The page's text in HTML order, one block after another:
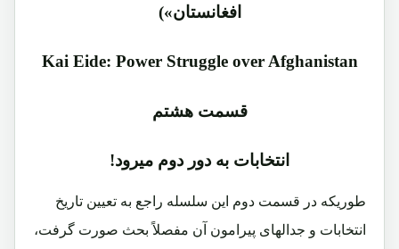
افغانستان»)
Kai Eide: Power Struggle over Afghanistan
قسمت هشتم
انتخابات به دور دوم میرود!
طوریکه در قسمت دوم این سلسله راجع به تعیین تاریخ
انتخابات و جدالهای پیرامون آن مفصلاً بحث صورت گرفت،